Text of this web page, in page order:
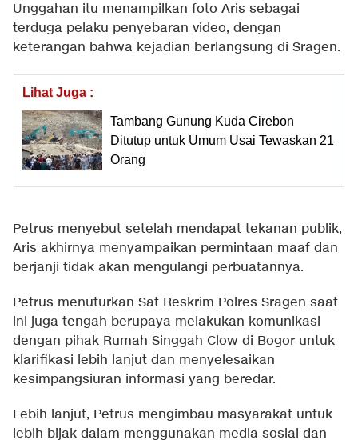
Unggahan itu menampilkan foto Aris sebagai
terduga pelaku penyebaran video, dengan
keterangan bahwa kejadian berlangsung di Sragen.
Lihat Juga :
Tambang Gunung Kuda Cirebon
Ditutup untuk Umum Usai Tewaskan 21
Orang
Petrus menyebut setelah mendapat tekanan publik,
Aris akhirnya menyampaikan permintaan maaf dan
berjanji tidak akan mengulangi perbuatannya.
Petrus menuturkan Sat Reskrim Polres Sragen saat
ini juga tengah berupaya melakukan komunikasi
dengan pihak Rumah Singgah Clow di Bogor untuk
klarifikasi lebih lanjut dan menyelesaikan
kesimpangsiuran informasi yang beredar.
Lebih lanjut, Petrus mengimbau masyarakat untuk
lebih bijak dalam menggunakan media sosial dan